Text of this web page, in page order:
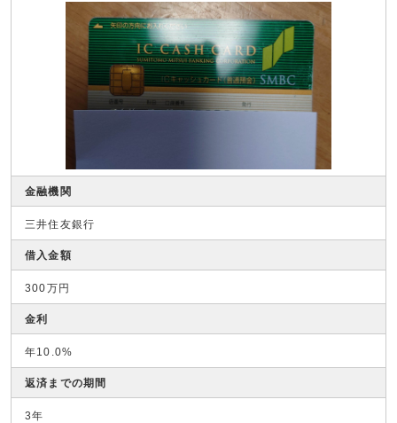
金融機関
三井住友銀行
借入金額
300万円
金利
年10.0%
返済までの期間
3年